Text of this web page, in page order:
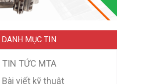
DANH MỤC TIN
TIN TỨC MTA
Bài viết kỹ thuật